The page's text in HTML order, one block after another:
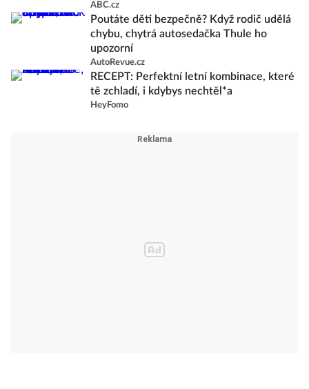
ABC.cz
Poutáte děti bezpečně? Když rodič udělá
chybu, chytrá autosedačka Thule ho
upozorní
AutoRevue.cz
RECEPT: Perfektní letní kombinace, které
tě zchladí, i kdybys nechtěl*a
HeyFomo